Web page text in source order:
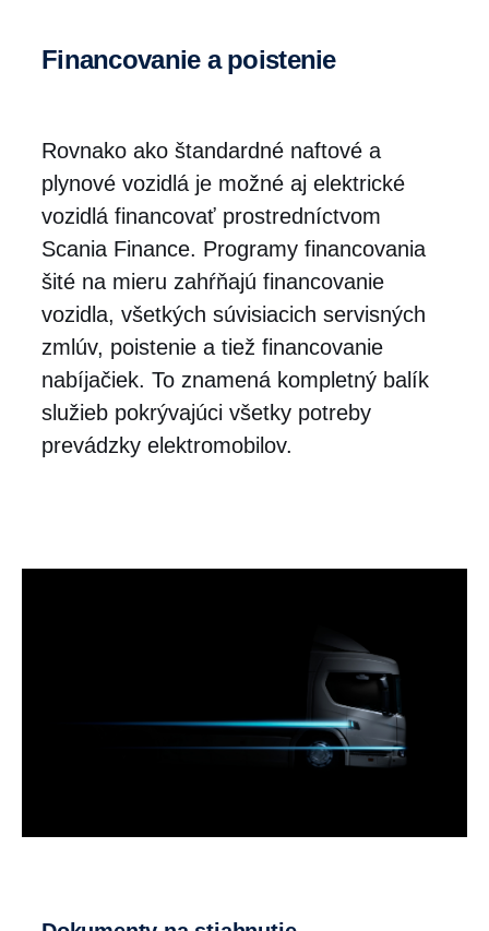
Financovanie a poistenie
Rovnako ako štandardné naftové a
plynové vozidlá je možné aj elektrické
vozidlá financovať prostredníctvom
Scania Finance. Programy financovania
šité na mieru zahŕňajú financovanie
vozidla, všetkých súvisiacich servisných
zmlúv, poistenie a tiež financovanie
nabíjačiek. To znamená kompletný balík
služieb pokrývajúci všetky potreby
prevádzky elektromobilov.